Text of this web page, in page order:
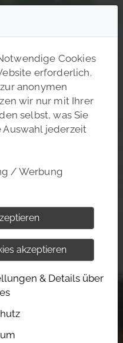
Cookies
erforderlich.
anonymen
wir nur mit Ihrer
selbst, was Sie
Auswahl jederzeit
/ Werbung
akzeptieren
& Details über